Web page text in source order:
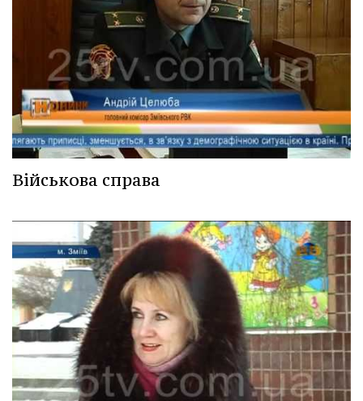
Військова справа